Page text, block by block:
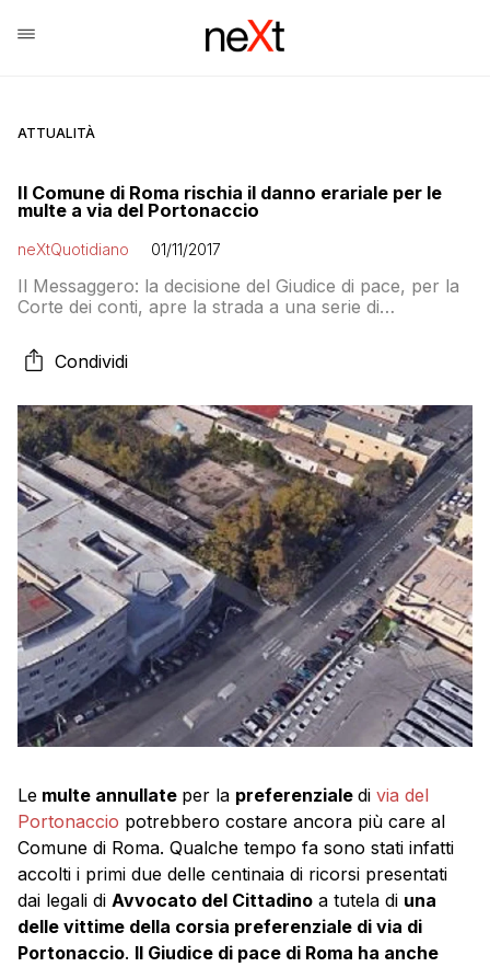
ATTUALITÀ
Il Comune di Roma rischia il danno erariale per le
multe a via del Portonaccio
neXtQuotidiano 01/11/2017
Il Messaggero: la decisione del Giudice di pace, per la
Corte dei conti, apre la strada a una serie di
scavare una voragine nelle casse già disastrate del
Campidoglio
Condividi
Le multe annullate per la preferenziale di via del
Portonaccio potrebbero costare ancora più care al
Comune di Roma. Qualche tempo fa sono stati infatti
accolti i primi due delle centinaia di ricorsi presentati
dai legali di Avvocato del Cittadino a tutela di una
delle vittime della corsia preferenziale di via di
Portonaccio. Il Giudice di pace di Roma ha anche